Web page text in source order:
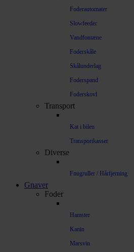
Foderautomater
Slowfeeder
Vandfontæne
Foderskåle
Skålunderlag
Foderspand
Foderskovl
Transport
Kat i bilen
Transportkasser
Diverse
Fnugruller / Hårfjerning
Gnaver
Foder
Hamster
Kanin
Marsvin